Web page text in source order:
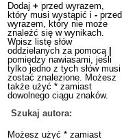
Dodaj + przed wyrazem,
który musi wystąpić i - przed
wyrazem, który nie może
znaleźć się w wynikach.
Wpisz listę słów
oddzielanych za pomocą
pomiędzy nawiasami, jeśli
tylko jedno z tych słów musi
zostać znalezione. Możesz
także użyć * zamiast
dowolnego ciągu znaków.
Szukaj autora:
Możesz użyć * zamiast